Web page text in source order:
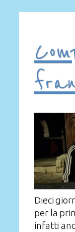
Dieci
per la
infatti